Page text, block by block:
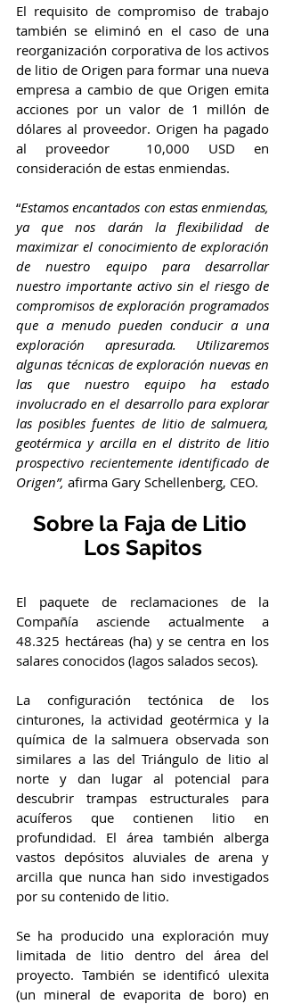
El requisito de compromiso de trabajo
también se eliminó en el caso de una
reorganización corporativa de los activos
de litio de Origen para formar una nueva
empresa a cambio de que Origen emita
acciones por un valor de 1 millón de
dólares al proveedor. Origen ha pagado
al proveedor  10,000 USD en
consideración de estas enmiendas.
“Estamos encantados con estas enmiendas,
ya que nos darán la flexibilidad de
maximizar el conocimiento de exploración
de nuestro equipo para desarrollar
nuestro importante activo sin el riesgo de
compromisos de exploración programados
que a menudo pueden conducir a una
exploración apresurada. Utilizaremos
algunas técnicas de exploración nuevas en
las que nuestro equipo ha estado
involucrado en el desarrollo para explorar
las posibles fuentes de litio de salmuera,
geotérmica y arcilla en el distrito de litio
prospectivo recientemente identificado de
Origen”, afirma Gary Schellenberg, CEO.
Sobre la Faja de Litio
Los Sapitos
El paquete de reclamaciones de la
Compañía asciende actualmente a
48.325 hectáreas (ha) y se centra en los
salares conocidos (lagos salados secos).
La configuración tectónica de los
cinturones, la actividad geotérmica y la
química de la salmuera observada son
similares a las del Triángulo de litio al
norte y dan lugar al potencial para
descubrir trampas estructurales para
acuíferos que contienen litio en
profundidad. El área también alberga
vastos depósitos aluviales de arena y
arcilla que nunca han sido investigados
por su contenido de litio.
Se ha producido una exploración muy
limitada de litio dentro del área del
proyecto. También se identificó ulexita
(un mineral de evaporita de boro) en